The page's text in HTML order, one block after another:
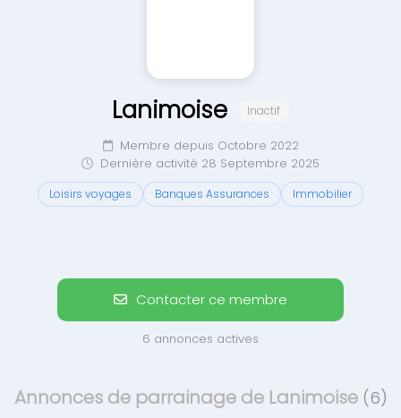
Lanimoise Inactif
Membre depuis Octobre 2022
Dernière activité 28 Septembre 2025
Loisirs voyages Banques Assurances Immobilier
Contacter ce membre
6 annonces actives
Annonces de parrainage de Lanimoise (6)